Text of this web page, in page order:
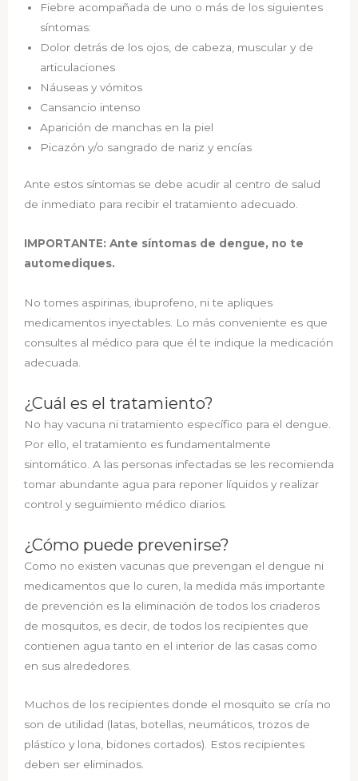
Fiebre acompañada de uno o más de los siguientes
síntomas:
Dolor detrás de los ojos, de cabeza, muscular y de
articulaciones
Náuseas y vómitos
Cansancio intenso
Aparición de manchas en la piel
Picazón y/o sangrado de nariz y encías
Ante estos síntomas se debe acudir al centro de salud
de inmediato para recibir el tratamiento adecuado.
IMPORTANTE: Ante síntomas de dengue, no te
automediques.
No tomes aspirinas, ibuprofeno, ni te apliques
medicamentos inyectables. Lo más conveniente es que
consultes al médico para que él te indique la medicación
adecuada.
¿Cuál es el tratamiento?
No hay vacuna ni tratamiento específico para el dengue.
Por ello, el tratamiento es fundamentalmente
sintomático. A las personas infectadas se les recomienda
tomar abundante agua para reponer líquidos y realizar
control y seguimiento médico diarios.
¿Cómo puede prevenirse?
Como no existen vacunas que prevengan el dengue ni
medicamentos que lo curen, la medida más importante
de prevención es la eliminación de todos los criaderos
de mosquitos, es decir, de todos los recipientes que
contienen agua tanto en el interior de las casas como
en sus alrededores.
Muchos de los recipientes donde el mosquito se cría no
son de utilidad (latas, botellas, neumáticos, trozos de
plástico y lona, bidones cortados). Estos recipientes
deben ser eliminados.